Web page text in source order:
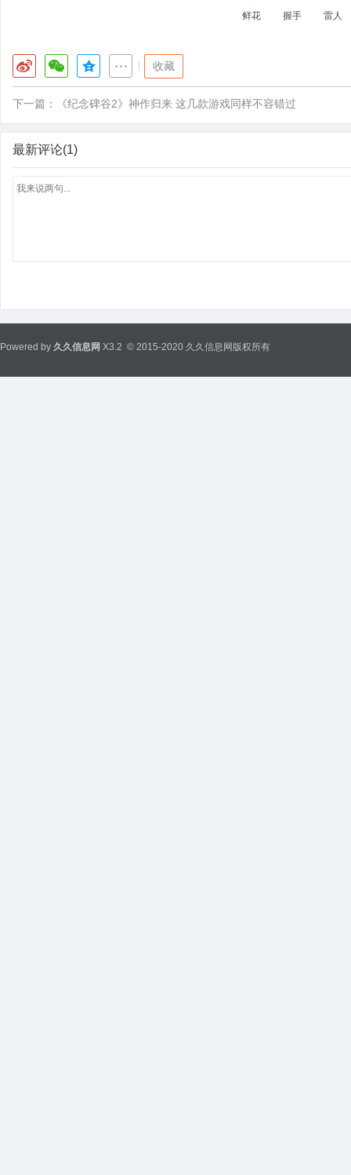
鲜花 握手 雷人
收藏
下一篇： 《纪念碑谷2》神作归来 这几款游戏同样不容错过
最新评论(1)
Powered by 久久信息网 X3.2 © 2015-2020 久久信息网版权所有